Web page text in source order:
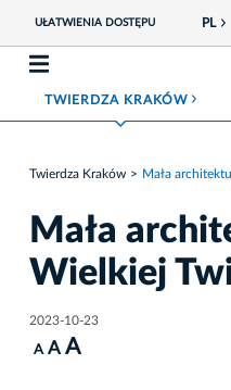
UŁATWIENIA DOSTĘPU PL
TWIERDZA KRAKÓWROZWIŃ MENU
Twierdza Kraków Mała
Mała
Wielkiej
2023-10-23
A A A